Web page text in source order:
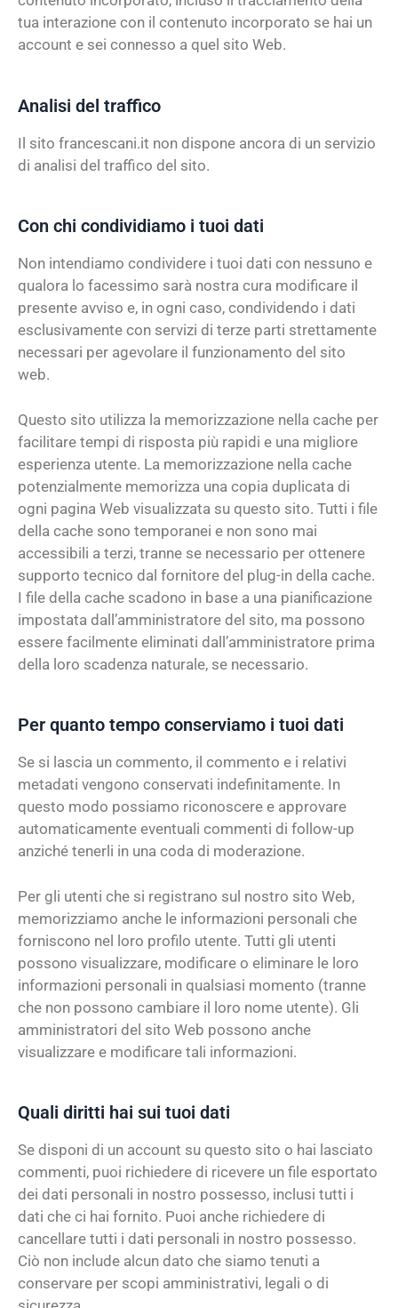
tua interazione con il contenuto incorporato se hai un
account e sei connesso a quel sito Web.
Analisi del traffico
Il sito francescani.it non dispone ancora di un servizio
di analisi del traffico del sito.
Con chi condividiamo i tuoi dati
Non intendiamo condividere i tuoi dati con nessuno e
qualora lo facessimo sarà nostra cura modificare il
presente avviso e, in ogni caso, condividendo i dati
esclusivamente con servizi di terze parti strettamente
necessari per agevolare il funzionamento del sito
web.
Questo sito utilizza la memorizzazione nella cache per
facilitare tempi di risposta più rapidi e una migliore
esperienza utente. La memorizzazione nella cache
potenzialmente memorizza una copia duplicata di
ogni pagina Web visualizzata su questo sito. Tutti i file
della cache sono temporanei e non sono mai
accessibili a terzi, tranne se necessario per ottenere
supporto tecnico dal fornitore del plug-in della cache.
I file della cache scadono in base a una pianificazione
impostata dall’amministratore del sito, ma possono
essere facilmente eliminati dall’amministratore prima
della loro scadenza naturale, se necessario.
Per quanto tempo conserviamo i tuoi dati
Se si lascia un commento, il commento e i relativi
metadati vengono conservati indefinitamente. In
questo modo possiamo riconoscere e approvare
automaticamente eventuali commenti di follow-up
anziché tenerli in una coda di moderazione.
Per gli utenti che si registrano sul nostro sito Web,
memorizziamo anche le informazioni personali che
forniscono nel loro profilo utente. Tutti gli utenti
possono visualizzare, modificare o eliminare le loro
informazioni personali in qualsiasi momento (tranne
che non possono cambiare il loro nome utente). Gli
amministratori del sito Web possono anche
visualizzare e modificare tali informazioni.
Quali diritti hai sui tuoi dati
Se disponi di un account su questo sito o hai lasciato
commenti, puoi richiedere di ricevere un file esportato
dei dati personali in nostro possesso, inclusi tutti i
dati che ci hai fornito. Puoi anche richiedere di
cancellare tutti i dati personali in nostro possesso.
Ciò non include alcun dato che siamo tenuti a
conservare per scopi amministrativi, legali o di